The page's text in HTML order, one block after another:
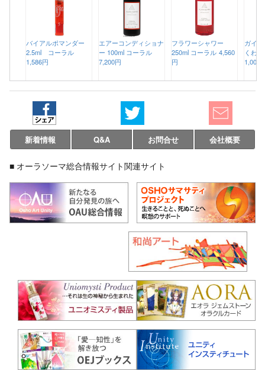
バイアルポマンダー
2.5ml コーラル
1,586円
エアーコンディショナ
ー 100ml コーラル
7,200円
フラワーシャワー
250ml コーラル 4,560
円
ガイ
くわ
1,000
新着情報 Q&A お問合せ 会社概要
■ オーラソーマ総合情報サイト関連サイト